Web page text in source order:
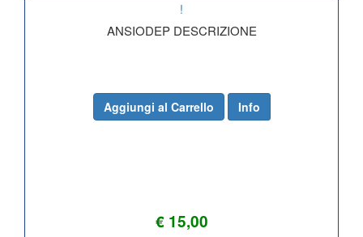
!
ANSIODEP DESCRIZIONE
€ 15,00
Aggiungi al Carrello Info